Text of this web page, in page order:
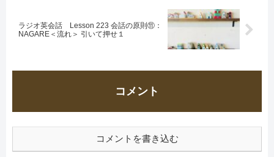
ラジオ英会話 Lesson 223 会話の原則⑪：
NAGARE＜流れ＞ 引いて押せ１
コメント
コメントを書き込む